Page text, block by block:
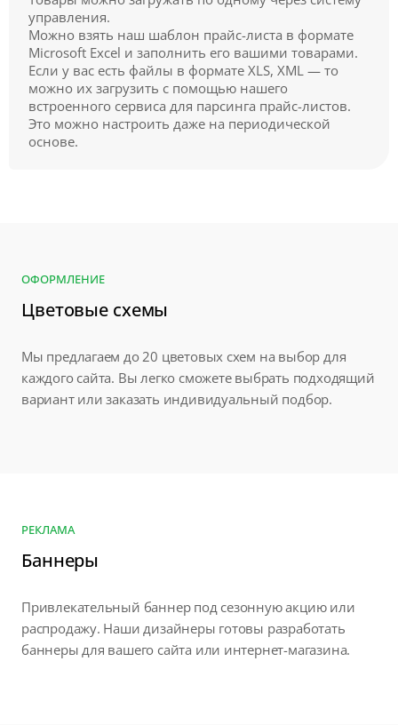
управления.
Можно взять наш шаблон прайс-листа в формате
Microsoft Excel и заполнить его вашими товарами.
Если у вас есть файлы в формате XLS, XML — то
можно их загрузить с помощью нашего
встроенного сервиса для парсинга прайс-листов.
Это можно настроить даже на периодической
основе.
ОФОРМЛЕНИЕ
Цветовые схемы
Мы предлагаем до 20 цветовых схем на выбор для
каждого сайта. Вы легко сможете выбрать подходящий
вариант или заказать индивидуальный подбор.
РЕКЛАМА
Баннеры
Привлекательный баннер под сезонную акцию или
распродажу. Наши дизайнеры готовы разработать
баннеры для вашего сайта или интернет-магазина.